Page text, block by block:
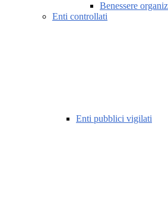
Benessere
Enti controllati
Enti pubblici vigilati